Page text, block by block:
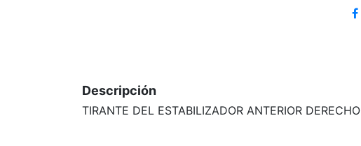
Descripción
TIRANTE DEL ESTABILIZADOR ANTERIOR DERECHO